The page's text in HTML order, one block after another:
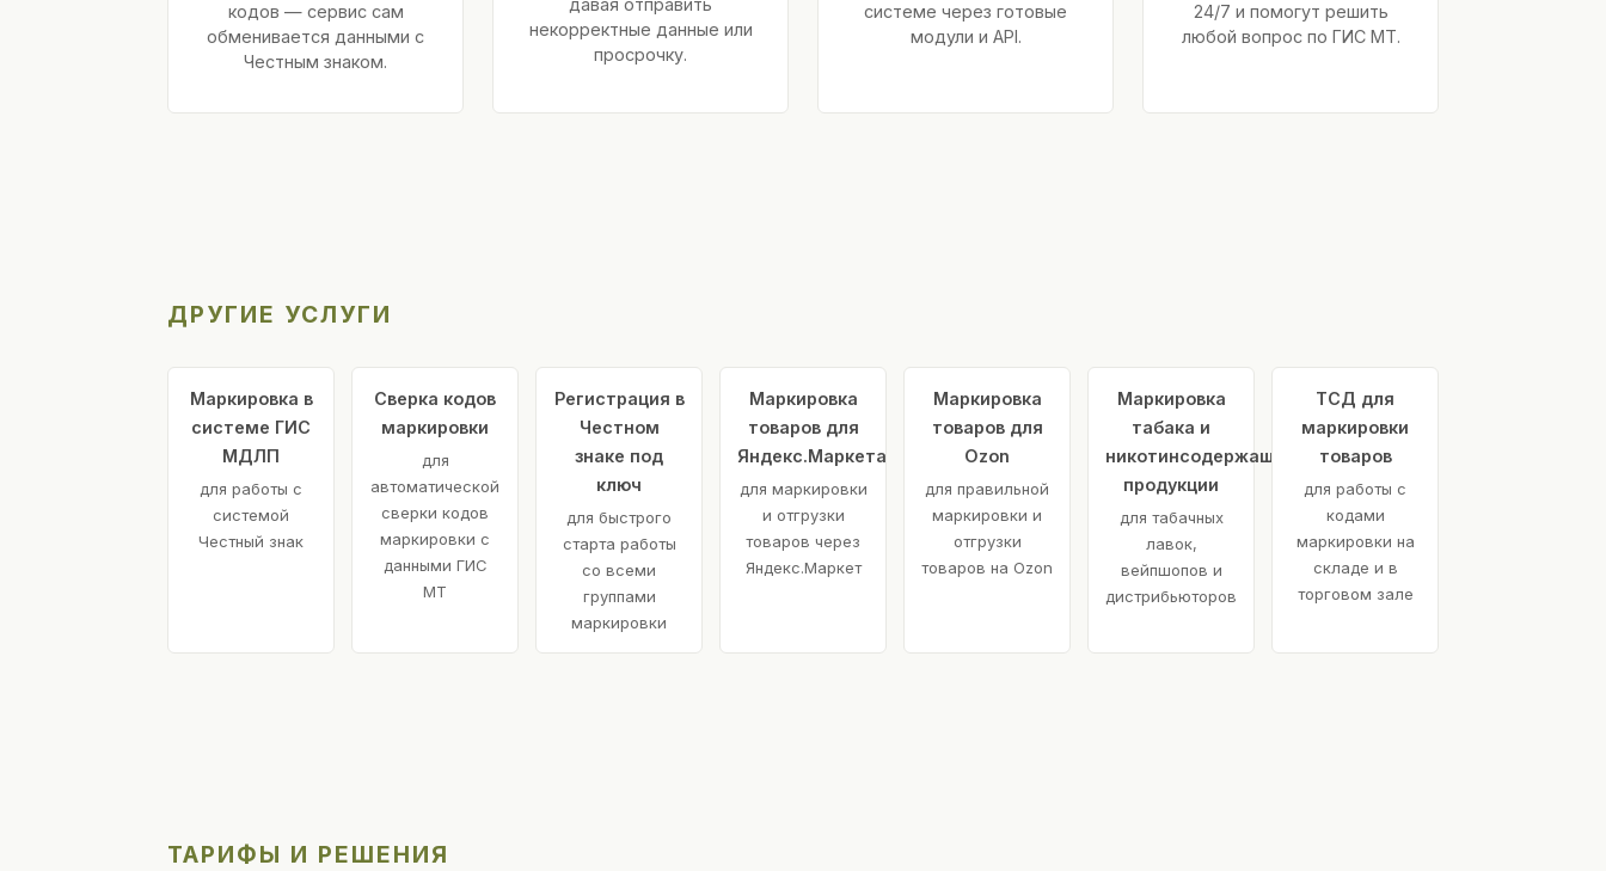
кодов — сервис сам
обменивается данными с
Честным знаком.
давая отправить
некорректные данные или
просрочку.
системе через готовые
модули и API.
24/7 и помогут решить
любой вопрос по ГИС МТ.
ДРУГИЕ УСЛУГИ
Маркировка в
системе ГИС
МДЛП
для работы с
системой
Честный знак
Сверка кодов
маркировки
для
автоматической
сверки кодов
маркировки с
данными ГИС
МТ
Регистрация в
Честном
знаке под
ключ
для быстрого
старта работы
со всеми
группами
маркировки
Маркировка
товаров для
Яндекс.Маркета
для маркировки
и отгрузки
товаров через
Яндекс.Маркет
Маркировка
товаров для
Ozon
для правильной
маркировки и
отгрузки
товаров на Ozon
Маркировка
табака и
никотинсодержащей
продукции
для табачных
лавок,
вейпшопов и
дистрибьюторов
ТСД для
маркировки
товаров
для работы с
кодами
маркировки на
складе и в
торговом зале
ТАРИФЫ И РЕШЕНИЯ